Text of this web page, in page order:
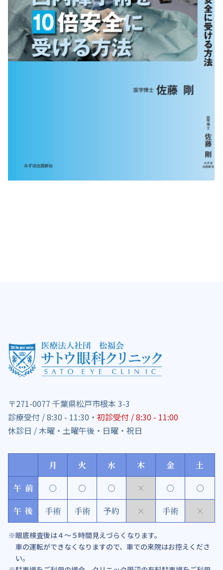
〒271-0077 千葉県松戸市根本 3-3
診療受付 / 8:30 - 11:30・ 初診受付 / 8:30 - 11:00
休診日 / 木曜・土曜午後・日曜・祝日
月 火 水 木 金
土
午前
○ ○ ○ × ○
○
午後
手術 手術 予約 × 手術 ×
眼底検査後は４～５時間見えづらくなります。
車の運転ができなくなりますので、車での来院はお控えくださ
い。